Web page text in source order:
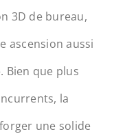
3D de bureau,
ascension aussi
. Bien que plus
la
une solide